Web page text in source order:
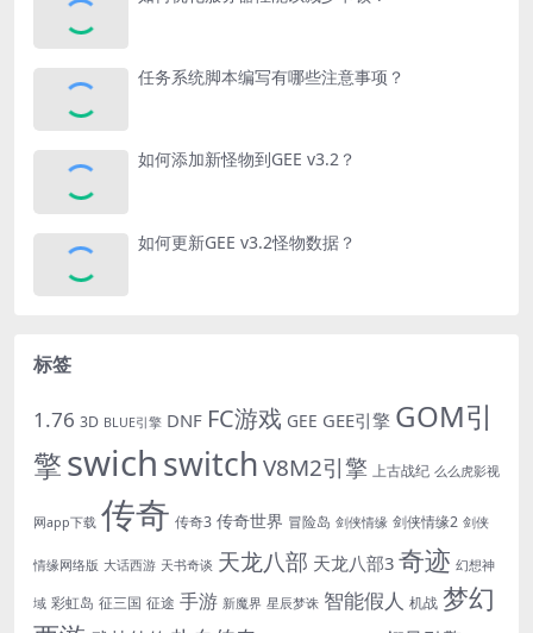
任务系统脚本编写有哪些注意事项？
如何添加新怪物到GEE v3.2？
如何更新GEE v3.2怪物数据？
标签
1.76 3D BLUE引擎 DNF FC游戏 GEE GEE引擎 GOM引
擎swichswitchV8M2引擎 上古战纪 么么虎影视
网app下载 传奇 传奇3 传奇世界 冒险岛 剑侠情缘 剑侠情缘2 剑侠
情缘网络版 大话西游 天书奇谈 天龙八部 天龙八部3 奇迹 幻想神
域 彩虹岛 征三国 征途 手游 新魔界 星辰梦诛 智能假人 机战 梦幻